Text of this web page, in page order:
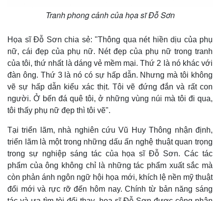
Tranh phong cảnh của họa sĩ Đỗ Sơn
Họa sĩ Đỗ Sơn chia sẻ: "Thông qua nét hiền dịu của phụ
nữ, cái đẹp của phụ nữ. Nét đẹp của phụ nữ trong tranh
của tôi, thứ nhất là dáng vẻ mềm mại. Thứ 2 là nó khác với
đàn ông. Thứ 3 là nó có sự hấp dẫn. Nhưng mà tôi không
vẽ sự hấp dẫn kiểu xác thịt. Tôi vẽ đứng đắn và rất con
người. Ở bến đá quê tôi, ở những vùng núi mà tôi đi qua,
tôi thấy phụ nữ đẹp thì tôi vẽ".
Tại triển lãm, nhà nghiên cứu Vũ Huy Thông nhận định,
triển lãm là một trong những dấu ấn nghệ thuật quan trọng
trong sự nghiệp sáng tác của họa sĩ Đỗ Sơn. Các tác
phẩm của ông không chỉ là những tác phẩm xuất sắc mà
còn phản ánh ngôn ngữ hội họa mới, khích lệ nền mỹ thuật
đổi mới và rực rỡ đến hôm nay. Chính từ bản năng sáng